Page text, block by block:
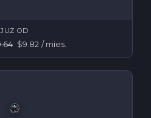
JUŻ OD
$9.82 / mies.